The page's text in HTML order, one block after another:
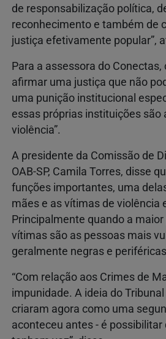
de responsabilização política,
reconhecimento e também de
justiça efetivamente popular”,
Para a assessora do
afirmar uma justiça que não
uma punição institucional
essas próprias instituições são
violência”.
A presidente da Comissão de
OAB-SP, Camila Torres, disse
funções importantes, uma
mães e as vítimas de violência
Principalmente quando a
vítimas são as pessoas mais
geralmente negras e
“Com relação aos Crimes de
impunidade. A ideia do
criaram agora como uma
aconteceu antes - é